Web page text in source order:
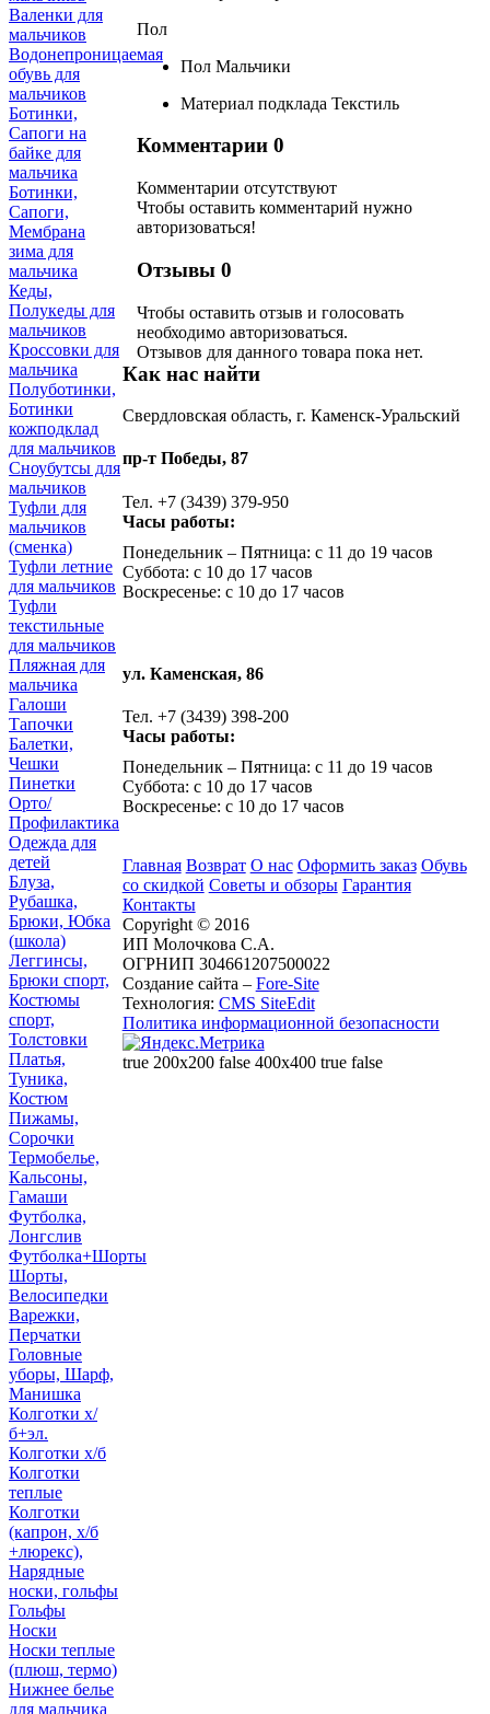
Пол
Пол Мальчики
Материал подклада Текстиль
Комментарии 0
Комментарии отсутствуют
Чтобы оставить комментарий нужно
авторизоваться!
Отзывы 0
Чтобы оcтавить отзыв и голосовать
необходимо авторизоваться.
Отзывов для данного товара пока нет.
Валенки для
мальчиков
Водонепроницаемая
обувь для
мальчиков
Ботинки,
Сапоги на
байке для
мальчика
Ботинки,
Сапоги,
Мембрана
зима для
мальчика
Кеды,
Полукеды для
мальчиков
Кроссовки для
мальчика
Полуботинки,
Ботинки
кожподклад
для мальчиков
Сноубутсы для
мальчиков
Туфли для
мальчиков
(сменка)
Туфли летние
для мальчиков
Туфли
текстильные
для мальчиков
Пляжная для
мальчика
Галоши
Тапочки
Балетки,
Чешки
Пинетки
Орто/
Профилактика
Одежда для
детей
Блуза,
Рубашка,
Брюки, Юбка
(школа)
Леггинсы,
Брюки спорт,
Костюмы
спорт,
Толстовки
Платья,
Туника,
Костюм
Пижамы,
Сорочки
Термобелье,
Кальсоны,
Гамаши
Футболка,
Лонгслив
Футболка+Шорты
Шорты,
Велосипедки
Варежки,
Перчатки
Головные
уборы, Шарф,
Манишка
Колготки х/
б+эл.
Колготки х/б
Колготки
теплые
Колготки
(капрон, х/б
+люрекс),
Нарядные
носки, гольфы
Гольфы
Носки
Носки теплые
(плюш, термо)
Нижнее белье
для мальчика
Как нас найти
Свердловская область, г. Каменск-Уральский
пр-т Победы, 87
Тел. +7 (3439) 379-950
Часы работы:
Понедельник – Пятница: с 11 до 19 часов
Суббота: с 10 до 17 часов
Воскресенье: с 10 до 17 часов
ул. Каменская, 86
Тел. +7 (3439) 398-200
Часы работы:
Понедельник – Пятница: с 11 до 19 часов
Суббота: с 10 до 17 часов
Воскресенье: с 10 до 17 часов
Главная Возврат О нас Оформить заказ Обувь
со скидкой Советы и обзоры Гарантия
Контакты
Copyright © 2016
ИП Молочкова С.А.
ОГРНИП 304661207500022
Создание сайта – Fore-Site
Технология: CMS SiteEdit
Политика информационной безопасности
true 200x200 false 400x400 true false